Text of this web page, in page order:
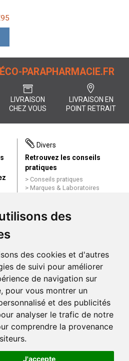
des
des cookies et d'autres
de suivi pour améliorer
de navigation sur
pour vous montrer un
et des publicités
analyser le trafic de notre
comprendre la provenance
J'accepte
95
ÉCO-PARAPHARMACIE.FR
LIVRAISON
CHEZ VOUS
LIVRAISON EN
POINT RETRAIT
Divers
Retrouvez les conseils
pratiques
Conseils pratiques
Marques & Laboratoires
Mentions légales
Données personnelles
ligne
Livraison / Point retrait
Commandez en ligne et
recevez votre commande
rapidement chez vous ou en
point retrait
Livraison chez vous ou en